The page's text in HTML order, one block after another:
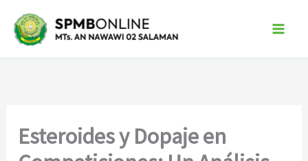
content
Esteroides y Dopaje en